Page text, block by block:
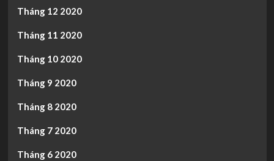
Tháng 12 2020
Tháng 11 2020
Tháng 10 2020
Tháng 9 2020
Tháng 8 2020
Tháng 7 2020
Tháng 6 2020